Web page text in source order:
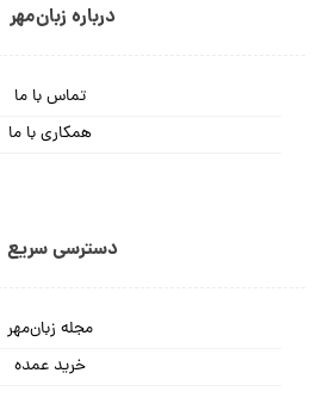
درباره زبان‌مهر
تماس با ما
همکاری با ما
دسترسی سریع
مجله زبان‌مهر
خرید عمده